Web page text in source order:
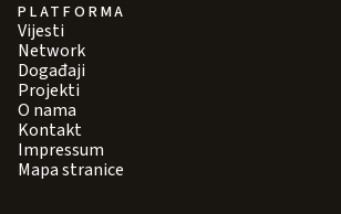
PLATFORMA
Vijesti
Network
Događaji
Projekti
O nama
Kontakt
Impressum
Mapa stranice